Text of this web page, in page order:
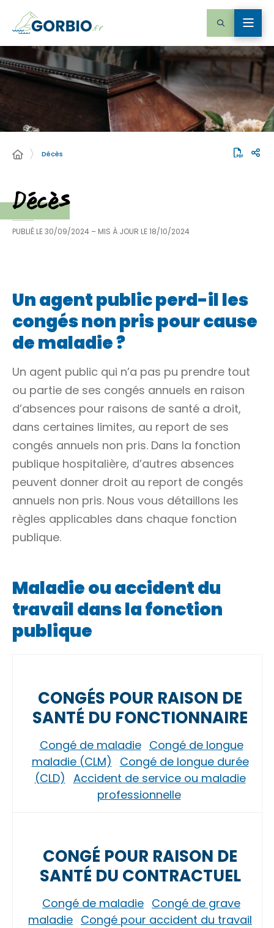
Décès
Décès
PUBLIÉ LE30/09/2024 – MIS À JOUR LE18/10/2024
Un agent public perd-il les
congés non pris pour cause
de maladie ?
Un agent public qui n’a pas pu prendre tout
ou partie de ses congés annuels en raison
d’absences pour raisons de santé a droit,
dans certaines limites, au report de ses
congés annuels non pris. Dans la fonction
publique hospitalière, d’autres absences
peuvent donner droit au report de congés
annuels non pris. Nous vous détaillons les
règles applicables dans chaque fonction
publique.
Maladie ou accident du
travail dans la fonction
publique
CONGÉS POUR RAISON DE
SANTÉ DU FONCTIONNAIRE
Congé de maladie Congé de longue
maladie (CLM)
Congé de longue durée
(CLD) Accident de service ou maladie
professionnelle
CONGÉ POUR RAISON DE
SANTÉ DU CONTRACTUEL
Congé de maladie Congé de grave
maladie Congé pour accident du travail